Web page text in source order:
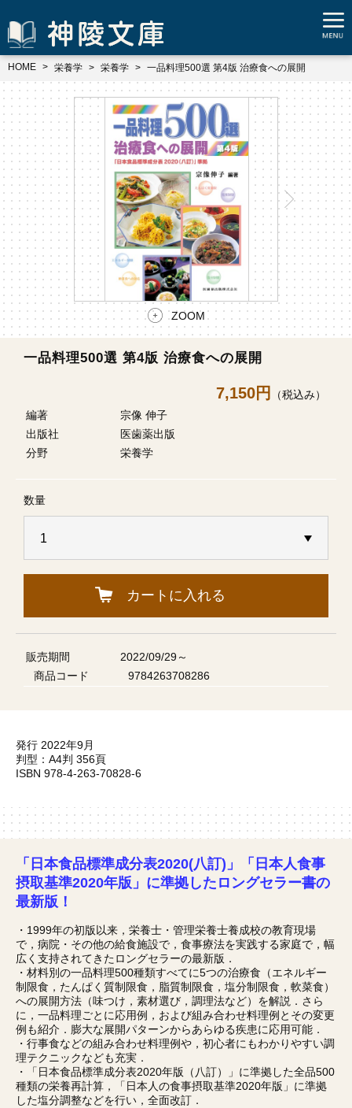
HOME 栄養学 栄養学 一品料理500選 第4版 治療食への展開
ZOOM
一品料理500選 第4版 治療食への展開
7,150円
（税込み）
編著
宗像 伸子
出版社
医歯薬出版
分野
栄養学
数量
カートに入れる
販売期間
2022/09/29～
商品コード
9784263708286
発行 2022年9月
判型：A4判 356頁
ISBN 978-4-263-70828-6
「日本食品標準成分表2020(八訂)」「日本人食事
摂取基準2020年版」に準拠したロングセラー書の
最新版！
・1999年の初版以来，栄養士・管理栄養士養成校の教育現場
で，病院・その他の給食施設で，食事療法を実践する家庭で，幅
広く支持されてきたロングセラーの最新版．
・材料別の一品料理500種類すべてに5つの治療食（エネルギー
制限食，たんぱく質制限食，脂質制限食，塩分制限食，軟菜食）
への展開方法（味つけ，素材選び，調理法など）を解説．さら
に，一品料理ごとに応用例，および組み合わせ料理例とその変更
例も紹介．膨大な展開パターンからあらゆる疾患に応用可能．
・行事食などの組み合わせ料理例や，初心者にもわかりやすい調
理テクニックなども充実．
・「日本食品標準成分表2020年版（八訂）」に準拠した全品500
種類の栄養再計算，「日本人の食事摂取基準2020年版」に準拠
した塩分調整などを行い，全面改訂．